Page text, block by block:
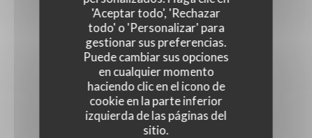
'Aceptar todo', 'Rechazar
todo' o 'Personalizar' para
gestionar sus preferencias.
Puede cambiar sus opciones
en cualquier momento
haciendo clic en el icono de
cookie en la parte inferior
izquierda de las páginas del
sitio.